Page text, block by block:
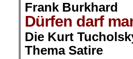
Frank Burkhard
Dürfen darf
Die Kurt
Thema Satire